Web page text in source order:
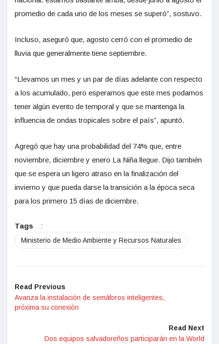
promedio de cada uno de los meses se superó”, sostuvo.
Incluso, aseguró que, agosto cerró con el promedio de
lluvia que generalmente tiene septiembre.
“Llevamos un mes y un par de días adelante con respecto
a los acumulado, pero esperamos que este mes podamos
tener algún evento de temporal y que se mantenga la
influencia de ondas tropicales sobre el país”, apuntó.
Agregó que hay una probabilidad del 74% que, entre
noviembre, diciembre y enero La Niña llegue. Dijo también
que se espera un ligero atraso en la finalización del
invierno y que pueda darse la transición a la época seca
para los primero 15 días de diciembre.
Tags :
Ministerio de Medio Ambiente y Recursos Naturales
Read Previous
Avanza la instalación de semáforos inteligentes,
próxima su conexión
Read Next
Dos equipos salvadoreños participarán en la World